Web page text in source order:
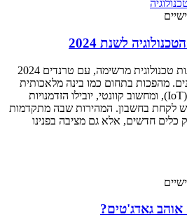
לשנת 2024
שנת 2024 מביאה עמה חדשנות טכנולוגית מרשימה, עם טרנדים 2024
מהפכות בתחום כמו בינה מלאכותית
(AI), האינטרנט של הדברים (IoT), ומחשוב קוונטי, יובילו הזדמנויות
לקחת בחשבון. המהירות שבה מתקדמות
כלים חדשים, אלא גם מציבה בפנינו
אוהב גאדג'טים?